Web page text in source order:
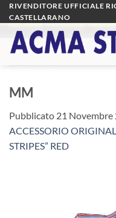
Salta
ai
contenuti
RIVENDITORE UFFICIALE
CASTELLARANO
MM
Pubblicato 21 Novembre
ACCESSORIO
STRIPES” RED